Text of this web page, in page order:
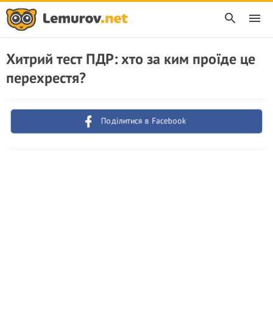
Хитрий тест ПДР: хто за ким проїде це
перехрестя?
Поділитися в Facebook